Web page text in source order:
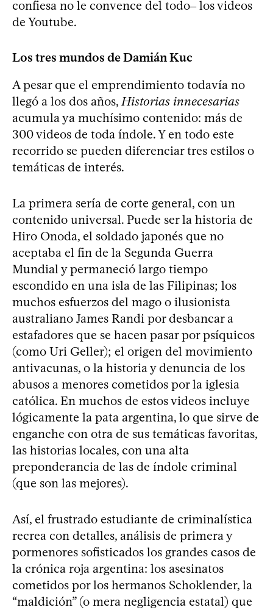
confiesa no le convence del todo‒ los videos
de Youtube.
Los tres mundos de Damián Kuc
A pesar que el emprendimiento todavía no
llegó a los dos años,Historias innecesarias
acumula ya muchísimo contenido: más de
300 videos de toda índole. Y en todo este
recorrido se pueden diferenciar tres estilos o
temáticas de interés.
La primera sería de corte general, con un
contenido universal. Puede ser la historia de
Hiro Onoda, el soldado japonés que no
aceptaba el fin de la Segunda Guerra
Mundial y permaneció largo tiempo
escondido en una isla de las Filipinas; los
muchos esfuerzos del mago o ilusionista
australiano James Randi por desbancar a
estafadores que se hacen pasar por psíquicos
(como Uri Geller); el origen del movimiento
antivacunas, o la historia y denuncia de los
abusos a menores cometidos por la iglesia
católica. En muchos de estos videos incluye
lógicamente la pata argentina, lo que sirve de
enganche con otra de sus temáticas favoritas,
las historias locales, con una alta
preponderancia de las de índole criminal
(que son las mejores).
Así, el frustrado estudiante de criminalística
recrea con detalles, análisis de primera y
pormenores sofisticados los grandes casos de
la crónica roja argentina: los asesinatos
cometidos por los hermanos Schoklender, la
“maldición” (o mera negligencia estatal) que